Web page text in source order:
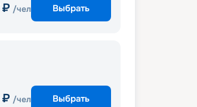
₽ /чел Выбрать
₽ /чел Выбрать